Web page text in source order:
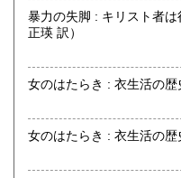
メールを送信される方は
取り扱い分野
暴力の失脚 : キリスト者は行動する （M.ニー
正瑛 訳）